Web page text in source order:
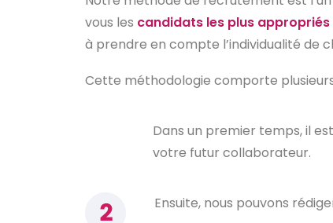
vous les candidats les plus appropriés
à prendre en compte l’individualité de
Cette méthodologie comporte
Dans un premier temps, il
votre futur collaborateur.
Ensuite, nous pouvons